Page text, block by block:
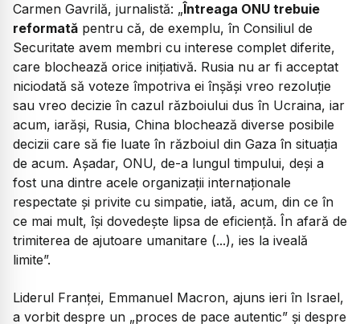
Carmen Gavrilă, jurnalistă: „Întreaga ONU trebuie
reformată pentru că, de exemplu, în Consiliul de
Securitate avem membri cu interese complet diferite,
care blochează orice inițiativă. Rusia nu ar fi acceptat
niciodată să voteze împotriva ei înșăși vreo rezoluție
sau vreo decizie în cazul războiului dus în Ucraina, iar
acum, iarăși, Rusia, China blochează diverse posibile
decizii care să fie luate în războiul din Gaza în situația
de acum. Așadar, ONU, de-a lungul timpului, deși a
fost una dintre acele organizații internaționale
respectate și privite cu simpatie, iată, acum, din ce în
ce mai mult, își dovedește lipsa de eficiență. În afară de
trimiterea de ajutoare umanitare (...), ies la iveală
limite”.
Liderul Franței, Emmanuel Macron, ajuns ieri în Israel,
a vorbit despre un „proces de pace autentic” și despre